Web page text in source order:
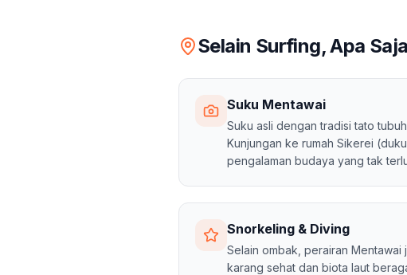
Selain Surfing, Apa
Suku Mentawai
Suku asli dengan tradisi tato
Kunjungan ke rumah Sikerei
pengalaman budaya yang tak
Snorkeling & Diving
Selain ombak, perairan Mentawai
karang sehat dan biota laut